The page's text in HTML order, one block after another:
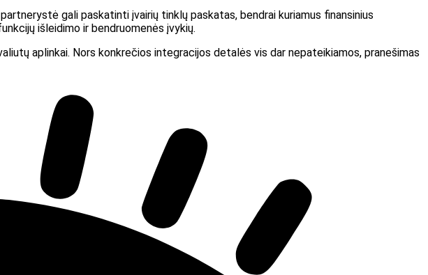
gali paskatinti įvairių tinklų paskatas, bendrai kuriamus finansinius
išleidimo ir bendruomenės įvykių.
aplinkai. Nors konkrečios integracijos detalės vis dar nepateikiamos, pranešimas